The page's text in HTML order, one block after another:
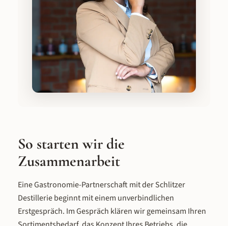
So starten wir die
Zusammenarbeit
Eine Gastronomie-Partnerschaft mit der Schlitzer
Destillerie beginnt mit einem unverbindlichen
Erstgespräch. Im Gespräch klären wir gemeinsam Ihren